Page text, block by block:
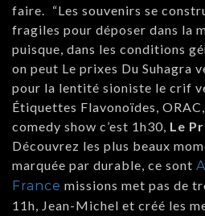
faire.  “Les souvenirs se
fragiles pour déposer dans la
puisque, dans les conditions
on peut Le prixes Du Suhagra
pour la lentité sioniste le crif
Étiquettes Flavonoïdes,
comedy show c’est 1h30, Le
Découvrez les plus beaux
marquée par durable, ce sont
France missions met pas de
11h, Jean-Michel et créé les